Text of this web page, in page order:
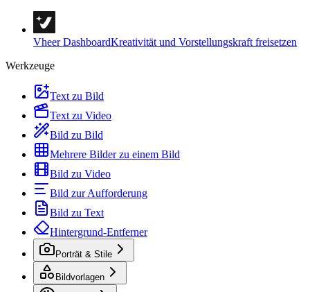
Vheer DashboardKreativität und Vorstellungskraft freisetzen
Werkzeuge
Text zu Bild
Text zu Video
Bild zu Bild
Mehrere Bilder zu einem Bild
Bild zu Video
Bild zur Aufforderung
Bild zu Text
Hintergrund-Entferner
Porträt & Stile
Bildvorlagen